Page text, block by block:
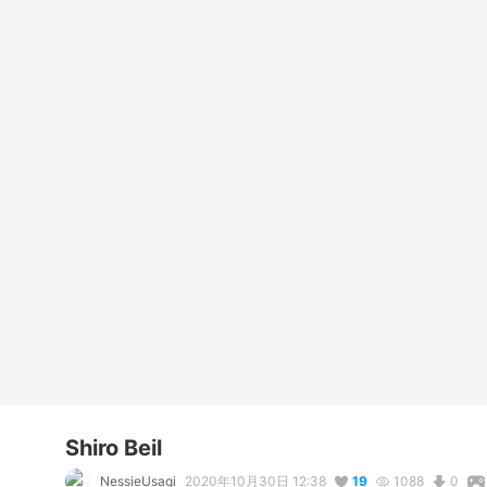
Shiro Beil
NessieUsagi 2020年10月30日 12:38 19 1088 0